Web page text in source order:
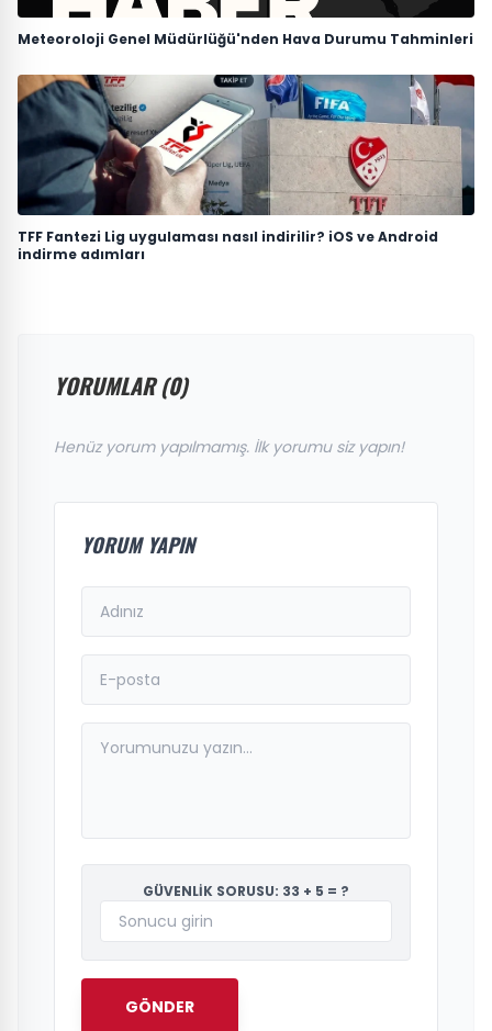
Meteoroloji Genel Müdürlüğü'nden Hava Durumu Tahminleri
TFF Fantezi Lig uygulaması nasıl indirilir? iOS ve Android
indirme adımları
YORUMLAR (0)
Henüz yorum yapılmamış. İlk yorumu siz yapın!
YORUM YAPIN
GÜVENLİK SORUSU: 33 + 5 = ?
GÖNDER